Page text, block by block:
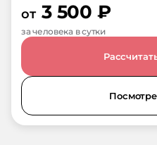
от 3 500 ₽
за человека в сутки